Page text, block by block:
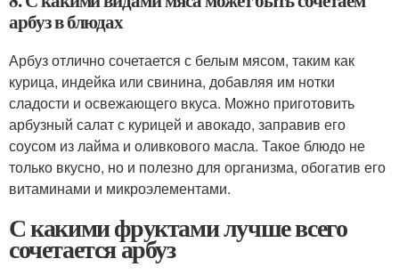
арбуз в блюдах
Арбуз отлично сочетается с белым мясом, таким как
курица, индейка или свинина, добавляя им нотки
сладости и освежающего вкуса. Можно приготовить
арбузный салат с курицей и авокадо, заправив его
соусом из лайма и оливкового масла. Такое блюдо не
только вкусно, но и полезно для организма, обогатив его
витаминами и микроэлементами.
С какими фруктами лучше всего
сочетается арбуз